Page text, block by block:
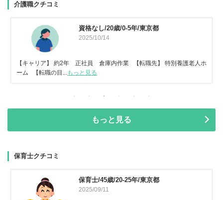
介護職クチコミ
資格なし/20歳/0-5年/東京都
2025/10/14
【キャリア】 約2年 正社員 倉庫内作業 【転職先】 特別養護老人ホ
ーム 【転職の目...もっと見る
もっと見る
保育士クチコミ
保育士/45歳/20-25年/東京都
2025/09/11